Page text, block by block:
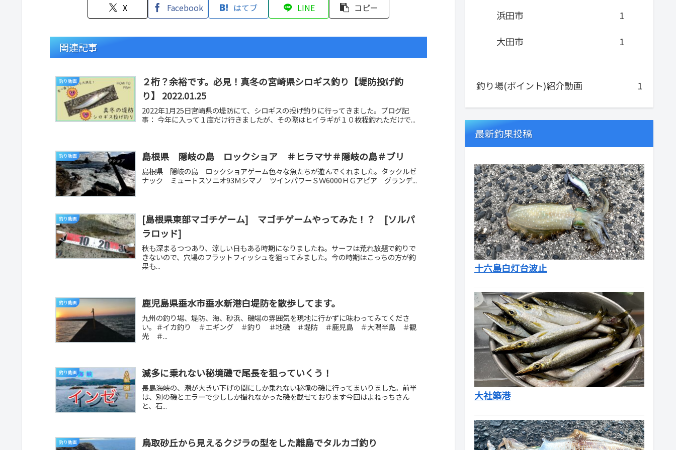
X Facebook はてブ LINE コピー
関連記事
釣り動画
２桁？余裕です。必見！真冬の宮崎県シロギス釣り【堤防投げ釣
り】 2022.01.25
2022年1月25日宮崎県の堤防にて、シロギスの投げ釣りに行ってきました。ブログ記
事： 今年に入って１度だけ行きましたが、その際はヒイラギが１０枚程釣れただけで...
釣り動画 島根県 隠岐の島 ロックショア ＃ヒラマサ＃隠岐の島＃ブリ
島根県 隠岐の島 ロックショアゲーム色々な魚たちが遊んでくれました。タックルゼ
ナック ミュートスソニオ93Ｍシマノ ツインパワーＳＷ6000ＨＧアピア グランデ...
釣り動画
[島根県東部マゴチゲーム] マゴチゲームやってみた！？ [ソルパ
ラロッド]
秋も深まるつつあり、涼しい日もある時期になりましたね。サーフは荒れ放題で釣りで
きないので、穴場のフラットフィッシュを狙ってみました。今の時期はこっちの方が釣
果も...
釣り動画 鹿児島県垂水市垂水新港白堤防を散歩してます。
九州の釣り場、堤防、海、砂浜、磯場の雰囲気を現地に行かずに味わってみてくださ
い。＃イカ釣り ＃エギング ＃釣り ＃地磯 ＃堤防 ＃鹿児島 ＃大隅半島 ＃観
光 ＃...
釣り動画 滅多に乗れない秘境磯で尾長を狙っていくう！
長島海峡の、潮が大きい下げの間にしか乗れない秘境の磯に行ってまいりました。前半
は、別の磯とエラーで少ししか撮れなかった磯を載せております今回はよねっちさん
と、石...
釣り動画 鳥取砂丘から見えるクジラの型をした離島でタルカゴ釣り
浜田市
1
大田市
1
釣り場(ポイント)紹介動画 1
最新釣果投稿
十六島白灯台波止
大社築港